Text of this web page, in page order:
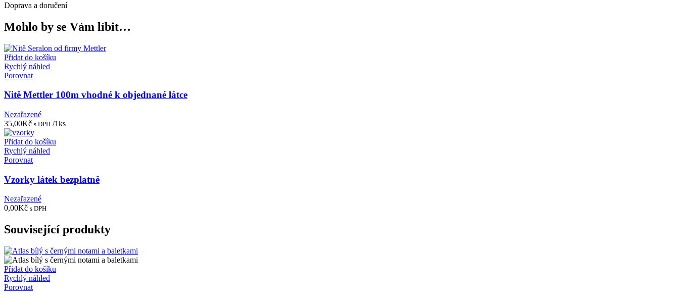
Doprava a doručení
Mohlo by se Vám líbit…
Přidat do košíku
Rychlý náhled
Porovnat
Nitě Mettler 100m vhodné k objednané látce
Nezařazené
35,00Kč s DPH /1ks
Přidat do košíku
Rychlý náhled
Porovnat
Vzorky látek bezplatně
Nezařazené
0,00Kč s DPH
Související produkty
Přidat do košíku
Rychlý náhled
Porovnat